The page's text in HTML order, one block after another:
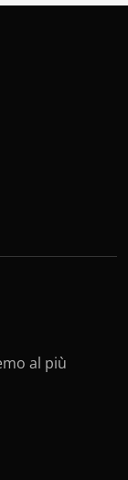
al più